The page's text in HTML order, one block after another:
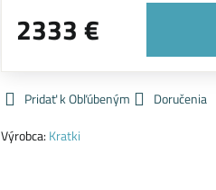
2333 €
Pridať k Obľúbeným
Doručenia
Výrobca: Kratki